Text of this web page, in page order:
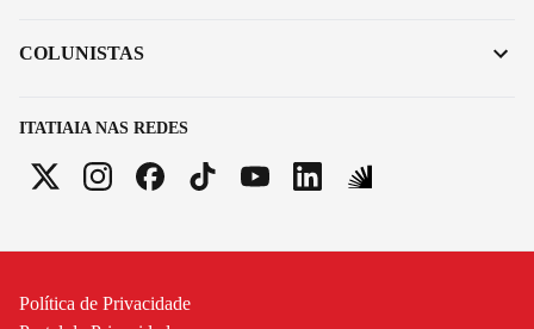
ITATIAIA NAS REDES
COLUNISTAS
Política de Privacidade